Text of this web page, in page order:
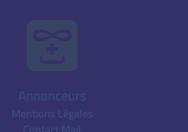
Mentions Légales